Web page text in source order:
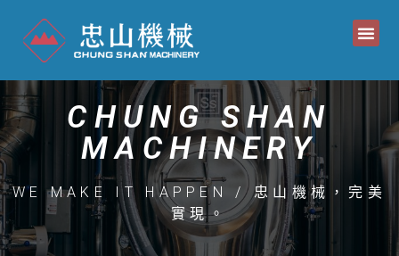
CHUNG SHAN
MACHINERY
WE MAKE IT HAPPEN / 忠山機械，完美
實現。